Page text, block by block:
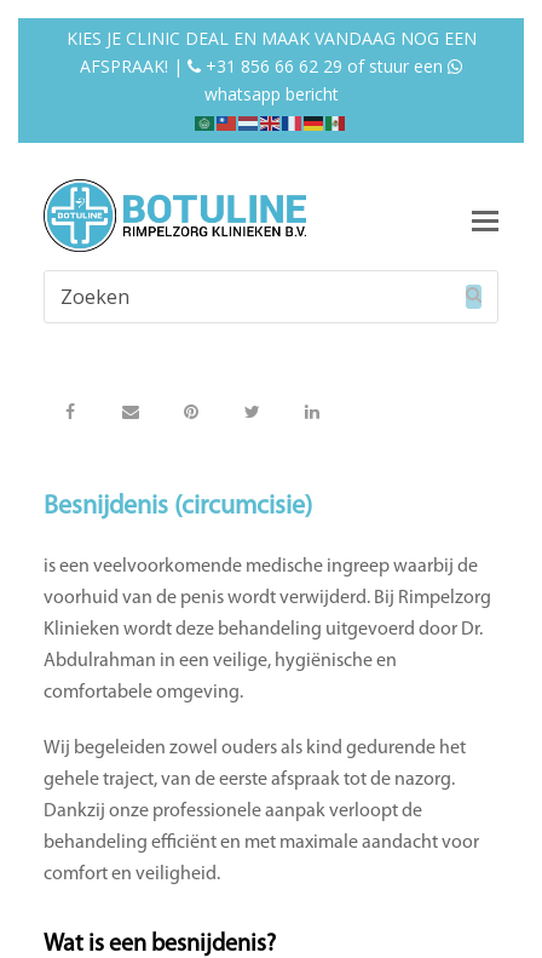
KIES JE CLINIC DEAL EN MAAK VANDAAG NOG EEN
AFSPRAAK! |
+31 856 66 62 29 of stuur een
whatsapp bericht
Zoeken
Besnijdenis (circumcisie)
is een veelvoorkomende medische ingreep waarbij de
voorhuid van de penis wordt verwijderd. Bij Rimpelzorg
Klinieken wordt deze behandeling uitgevoerd door Dr.
Abdulrahman in een veilige, hygiënische en
comfortabele omgeving.
Wij begeleiden zowel ouders als kind gedurende het
gehele traject, van de eerste afspraak tot de nazorg.
Dankzij onze professionele aanpak verloopt de
behandeling efficiënt en met maximale aandacht voor
comfort en veiligheid.
Wat is een besnijdenis?